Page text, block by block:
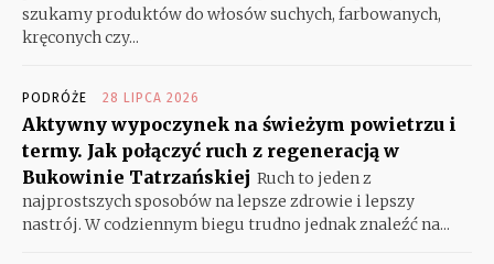
szukamy produktów do włosów suchych, farbowanych,
kręconych czy...
PODRÓŻE 28 LIPCA 2026
Aktywny wypoczynek na świeżym powietrzu i
termy. Jak połączyć ruch z regeneracją w
Bukowinie Tatrzańskiej Ruch to jeden z
najprostszych sposobów na lepsze zdrowie i lepszy
nastrój. W codziennym biegu trudno jednak znaleźć na...